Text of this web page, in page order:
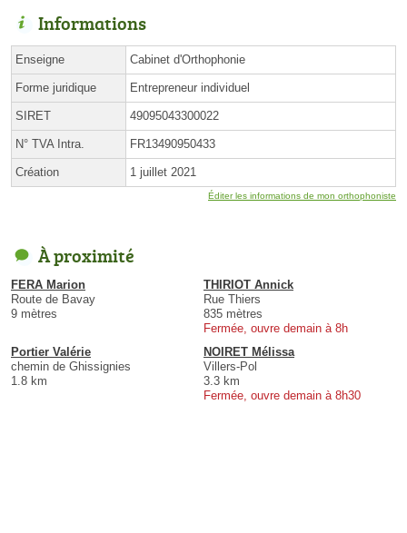
Informations
Enseigne Cabinet d'Orthophonie
Forme juridique Entrepreneur individuel
SIRET 49095043300022
N° TVA Intra. FR13490950433
Création 1 juillet 2021
Éditer les informations de mon orthophoniste
À proximité
FERA Marion
Route de Bavay
9 mètres
THIRIOT Annick
Rue Thiers
835 mètres
Fermée, ouvre demain à 8h
Portier Valérie
chemin de Ghissignies
1.8 km
NOIRET Mélissa
Villers-Pol
3.3 km
Fermée, ouvre demain à 8h30